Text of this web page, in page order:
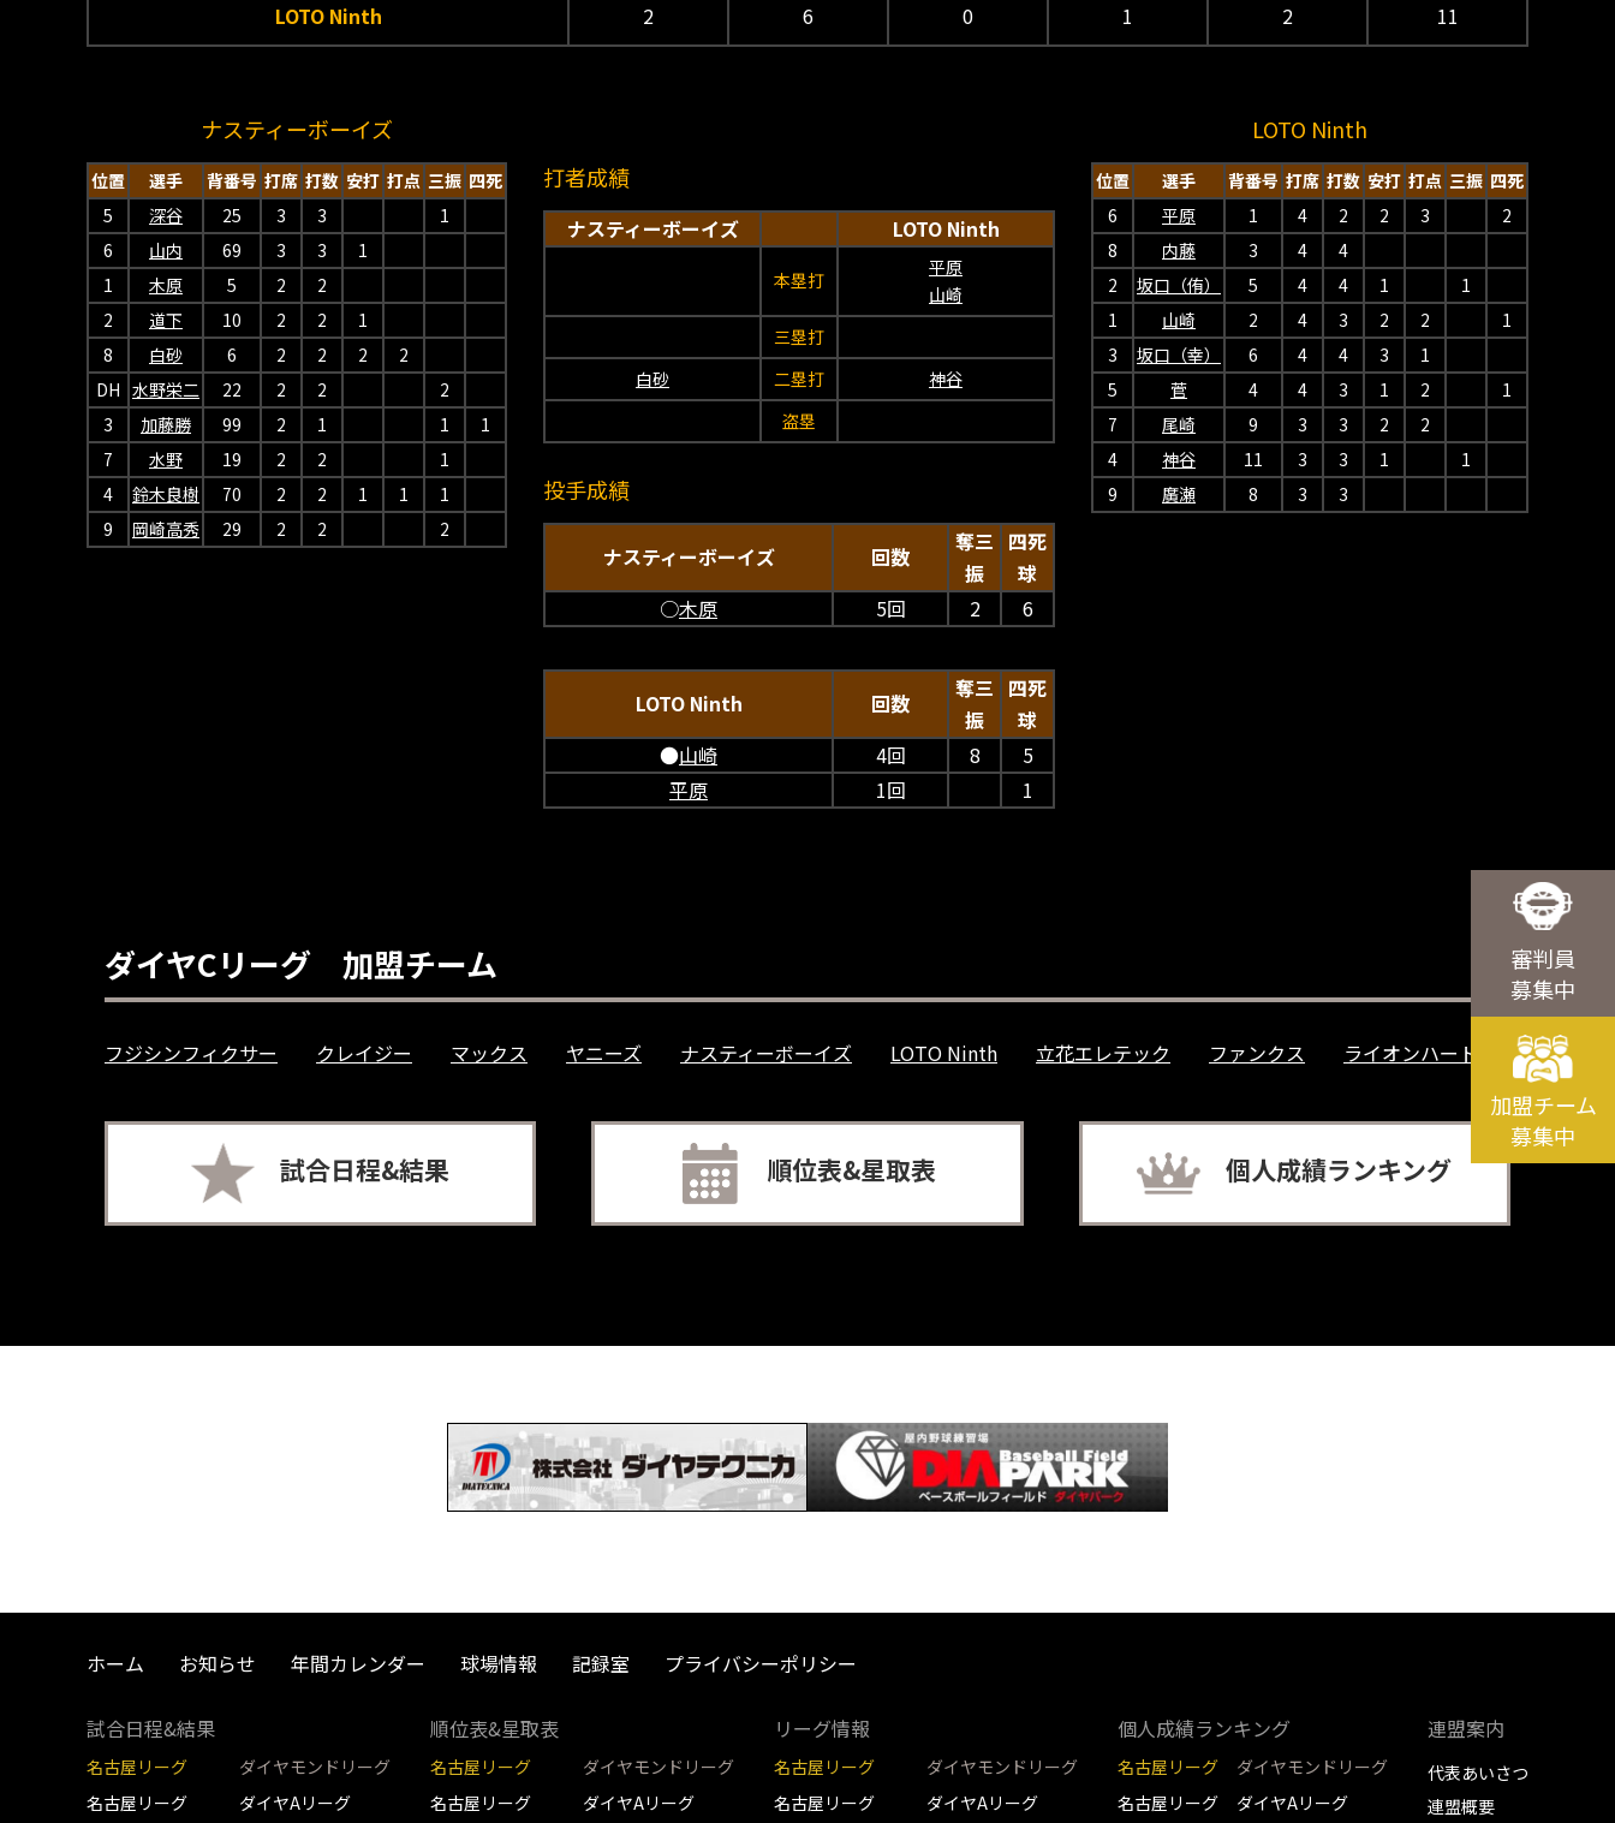
LOTO Ninth 2 6 0 1 2 11
ナスティーボーイズ
位置 選手 背番号 打席 打数 安打 打点 三振 四死
5
深谷 25 3 3
1
6
山内 69 3 3
1
1
木原 5 2
2
2
道下 10 2 2
1
8
白砂 6 2 2 2
2
DH 水野栄二 22 2 2
2
3
加藤勝 99 2 1 1
1
7
水野 19 2 2
1
4
鈴木良樹 70 2 2 1 1
1
9
岡崎高秀 29 2 2 2
打者成績
ナスティーボーイズ LOTO Ninth
本塁打
平原
山崎
三塁打
白砂
二塁打
神谷
盗塁
投手成績
ナスティーボーイズ 回数
奪三
振
四死
球
○木原 5回 2 6
LOTO Ninth 回数
奪三
振
四死
球
●山崎 4回 8
5
平原
1回 1
LOTO Ninth
位置 選手 背番号 打席 打数 安打 打点 三振 四死
6
平原 1 4 2 2 3
2
8
内藤 3 4
4
2
坂口（侑） 5 4 4 1
1
1
山崎 2 4 3 2 2
1
3
坂口（幸） 6 4 4 3
1
5
菅 4 4 3 1 2
1
7
尾崎 9 3 3 2
2
4
神谷 11 3 3 1
1
9
廣瀬 8 3 3
ダイヤCリーグ 加盟チーム
フジシンフィクサー クレイジー マックス ヤニーズ ナスティーボーイズ LOTO Ninth 立花エレテック ファンクス ライオンハート
試合日程&結果 順位表&星取表 個人成績ランキング
審判員
募集中
加盟チーム
募集中
ホーム お知らせ 年間カレンダー 球場情報 記録室 プライバシーポリシー
試合日程&結果
名古屋リーグ
名古屋リーグ
ダイヤモンドリーグ
ダイヤAリーグ
順位表&星取表
名古屋リーグ
名古屋リーグ
ダイヤモンドリーグ
ダイヤAリーグ
リーグ情報
名古屋リーグ
名古屋リーグ
ダイヤモンドリーグ
ダイヤAリーグ
個人成績ランキング
名古屋リーグ
名古屋リーグ
ダイヤモンドリーグ
ダイヤAリーグ
連盟案内
代表あいさつ
連盟概要